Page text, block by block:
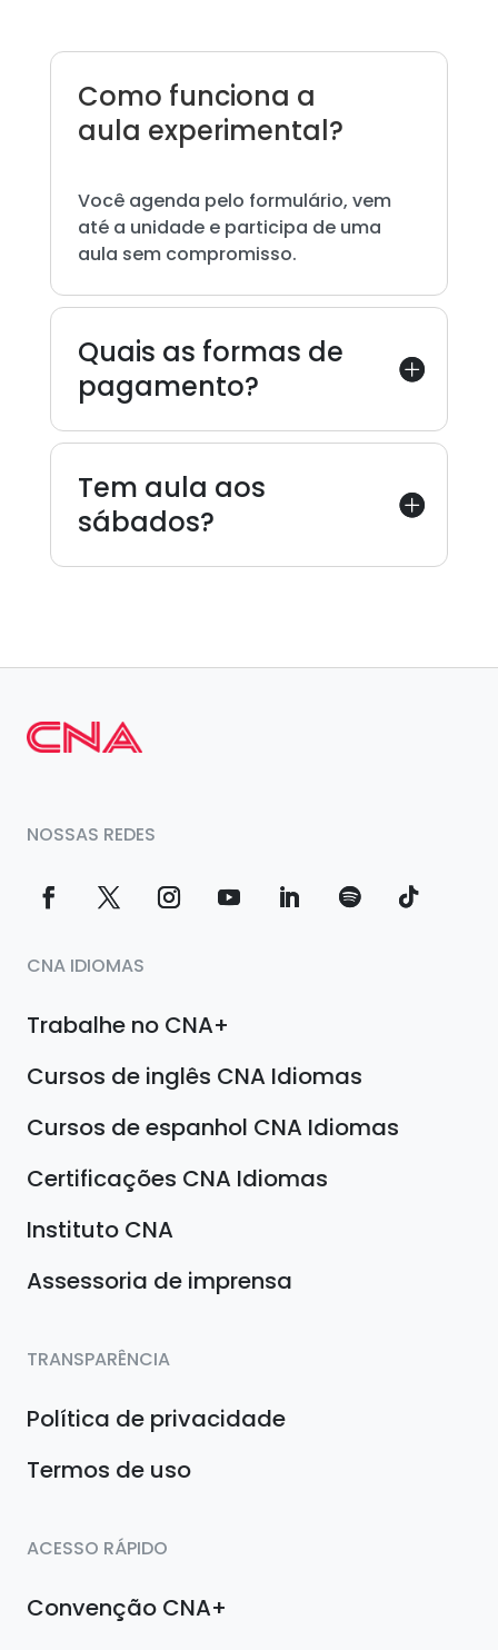
Como funciona a
aula experimental?
Você agenda pelo formulário, vem
até a unidade e participa de uma
aula sem compromisso.
Quais as formas de
pagamento?
Tem aula aos
sábados?
NOSSAS REDES
CNA IDIOMAS
Trabalhe no CNA+
Cursos de inglês CNA Idiomas
Cursos de espanhol CNA Idiomas
Certificações CNA Idiomas
Instituto CNA
Assessoria de imprensa
TRANSPARÊNCIA
Política de privacidade
Termos de uso
ACESSO RÁPIDO
Convenção CNA+